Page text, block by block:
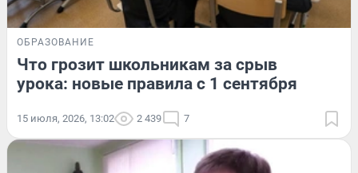
ОБРАЗОВАНИЕ
Что грозит школьникам за срыв
урока: новые правила с 1 сентября
15 июля, 2026, 13:02 2 439 7